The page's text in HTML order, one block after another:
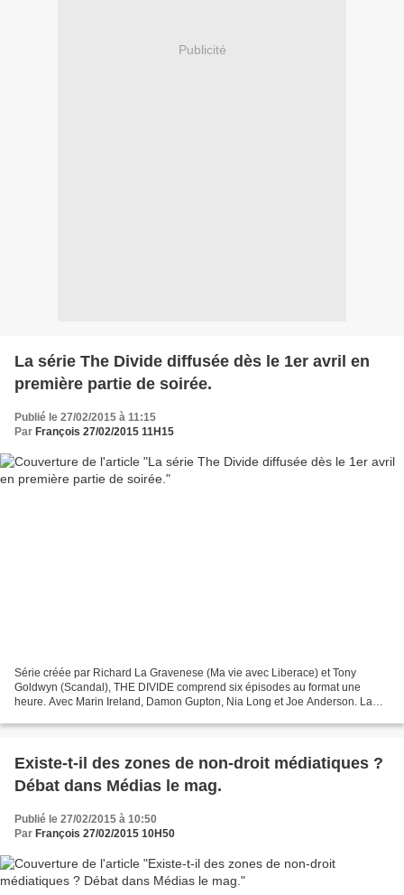
Publicité
La série The Divide diffusée dès le 1er avril en
première partie de soirée.
Publié le 27/02/2015 à 11:15
Par François 27/02/2015 11H15
Série créée par Richard La Gravenese (Ma vie avec Liberace) et Tony
Goldwyn (Scandal), THE DIVIDE comprend six épisodes au format une
heure. Avec Marin Ireland, Damon Gupton, Nia Long et Joe Anderson. La
Existe-t-il des zones de non-droit médiatiques ?
Débat dans Médias le mag.
Publié le 27/02/2015 à 10:50
Par François 27/02/2015 10H50